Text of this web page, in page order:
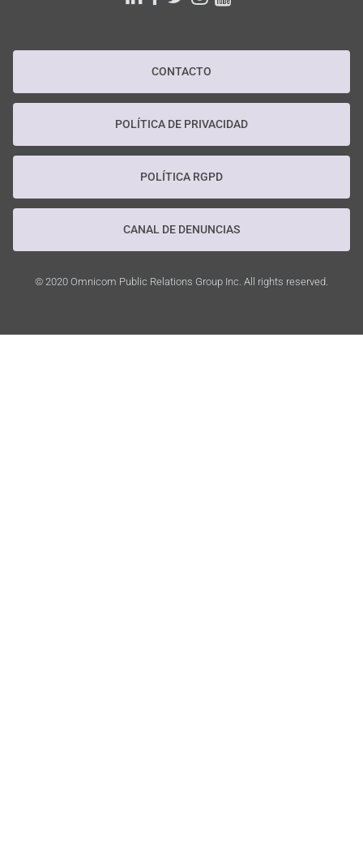
CONTACTO
POLÍTICA DE PRIVACIDAD
POLÍTICA RGPD
CANAL DE DENUNCIAS
© 2020 Omnicom Public Relations Group Inc. All rights reserved.